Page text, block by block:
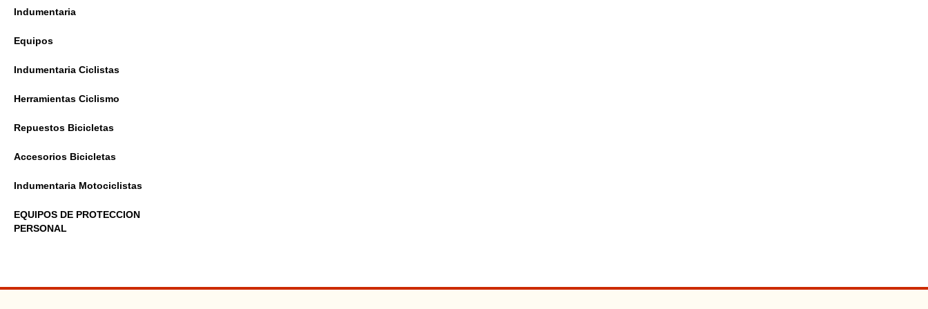
Indumentaria
Equipos
Indumentaria Ciclistas
Herramientas Ciclismo
Repuestos Bicicletas
Accesorios Bicicletas
Indumentaria Motociclistas
EQUIPOS DE PROTECCION
PERSONAL